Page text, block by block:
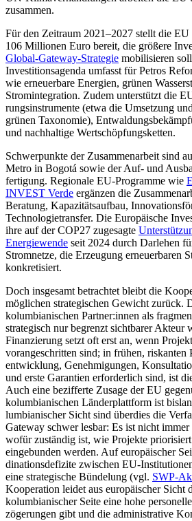
zusammen.
Für den Zeitraum 2021–2027 stellt die
106 Millionen Euro bereit, die größere
Global-Gateway-Strategie mobilisieren
Investitionsagenda umfasst für Petros
wie er­neuerbare Energien, grünen
Stromintegration. Zudem unter­stützt die
rungs­ins­tru­mente (etwa die Um­setzung
grünen Taxo­nomie),
und nachhaltige Wert­schöp­fungsketten.
Schwerpunkte der Zusammenarbeit sind
Metro in Bogotá sowie der Auf- und
fertigung. Regionale EU-Programme wie
INVEST Verde ergänzen die
Beratung, Kapazitätsaufbau,
Technologietransfer. Die Euro­päische
ihre auf der COP27 zugesagte
Energiewende seit 2024 durch Darlehen
Stromnetze, die Erzeugung erneuerbaren
konkretisiert.
Doch insgesamt betrachtet bleibt die
möglichen strate­gischen Gewicht zurück.
kolumbianischen Partner:innen als
strategisch nur begrenzt sichtbarer Akteur
Finanzierung setzt oft erst an, wenn
vorangeschritten sind; in frühen, riskanten
entwicklung, Genehmigungen,
und erste Garantien erforderlich sind, ist
Auch eine bezifferte Zusage der EU
kolumbianischen Länderplattform ist
lum­bianischer Sicht sind überdies die
Gateway schwer les­bar: Es ist nicht
wofür zuständig ist, wie Projekte
einge­bunden werden. Auf europäischer
dinationsdefizite zwischen EU-
eine strategische Bün­de­lung (vgl. SWP-
Kooperation leidet aus euro­pä­ischer Sicht
kolumbianischer Seite eine hohe
zögerungen gibt und die administrative